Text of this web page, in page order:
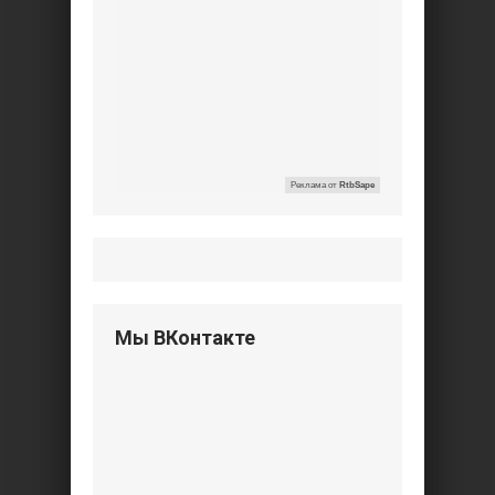
Реклама от RtbSape
Мы ВКонтакте